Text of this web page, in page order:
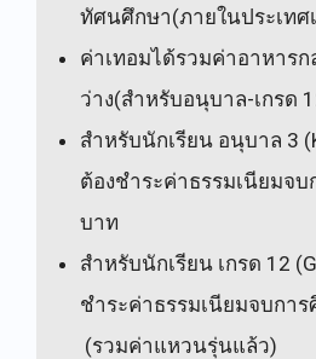
ทัศนศึกษา(ภายในประเทศ
ค่าเทอมได้รวมค่าอาหารก
ว่าง(สำหรับอนุบาล-เกรด
สำหรับนักเรียน อนุบาล 3
ต้องชำระค่าธรรมเนียมจบ
บาท
สำหรับนักเรียน เกรด 12
ชำระค่าธรรมเนียมจบกา
(รวมค่าแหวนรุ่นแล้ว)